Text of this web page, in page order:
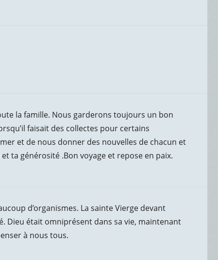
la famille. Nous garderons toujours un bon
faisait des collectes pour certains
et de nous donner des nouvelles de chacun et
ta générosité .Bon voyage et repose en paix.
d’organismes. La sainte Vierge devant
Dieu était omniprésent dans sa vie, maintenant
à nous tous.